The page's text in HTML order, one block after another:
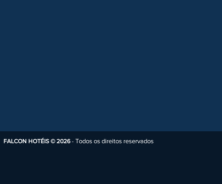
FALCON HOTÉIS © 2026-Todos os direitos reservados